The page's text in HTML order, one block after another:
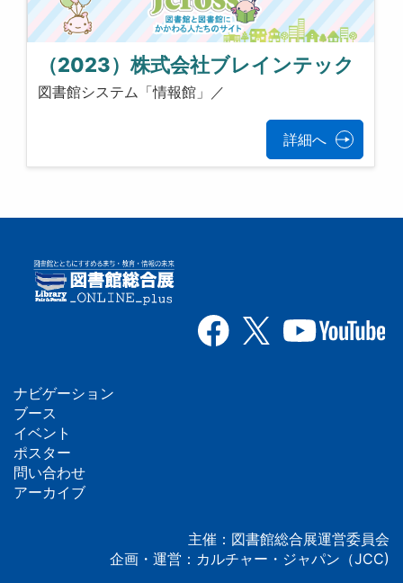
（2023）株式会社ブレインテック
図書館システム「情報館」／
詳細へ
フ
ッ
タ
ナビゲーション
ブース
イベント
ポスター
問い合わせ
アーカイブ
主催：図書館総合展運営委員会
企画・運営：カルチャー・ジャパン（JCC)